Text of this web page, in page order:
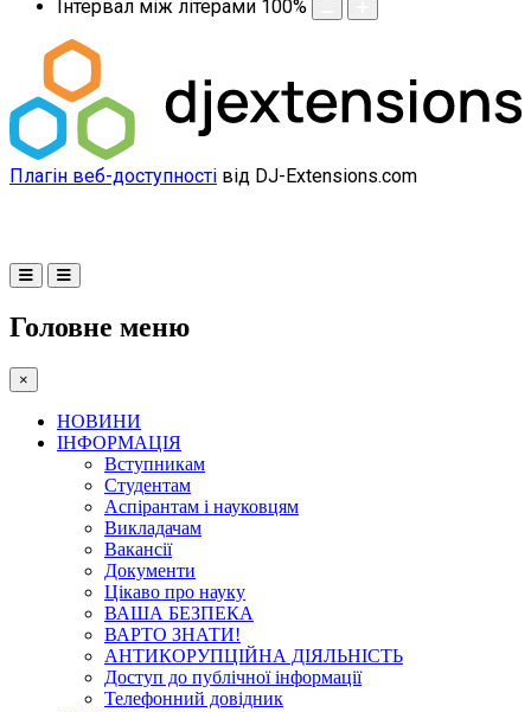
Інтервал між літерами 100%
Плагін веб-доступності від DJ-Extensions.com
Головне меню
×
НОВИНИ
ІНФОРМАЦІЯ
Вступникам
Студентам
Аспірантам і науковцям
Викладачам
Вакансії
Документи
Цікаво про науку
ВАША БЕЗПЕКА
ВАРТО ЗНАТИ!
АНТИКОРУПЦІЙНА ДІЯЛЬНІСТЬ
Доступ до публічної інформації
Телефонний довідник